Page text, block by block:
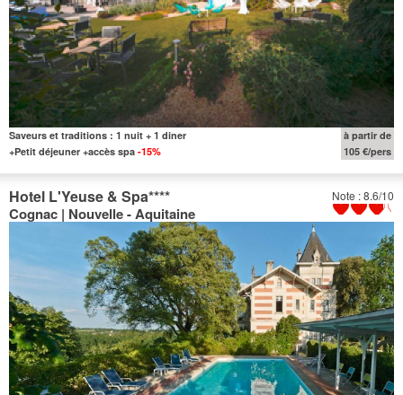
Saveurs et traditions : 1 nuit + 1 diner
+Petit déjeuner +accès spa -15%
à partir de
105 €/pers
Note : 8.6/10
Hotel L'Yeuse & Spa****
Cognac | Nouvelle - Aquitaine